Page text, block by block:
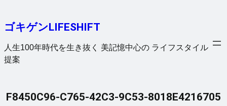
を
ス
キ
ゴキゲンLIFESHIFT
人生100年時代を生き抜く 美記憶中心の ライフスタイル
提案
F8450C96-C765-42C3-9C53-8018E4216705